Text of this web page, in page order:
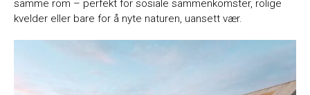
samme rom – perfekt for sosiale sammenkomster, rolige
kvelder eller bare for å nyte naturen, uansett vær.